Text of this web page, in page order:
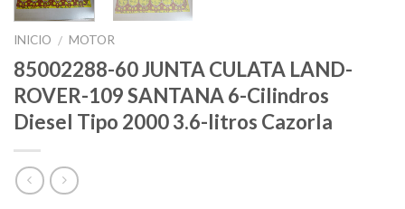
INICIO / MOTOR
85002288-60 JUNTA CULATA LAND-
ROVER-109 SANTANA 6-Cilindros
Diesel Tipo 2000 3.6-litros Cazorla